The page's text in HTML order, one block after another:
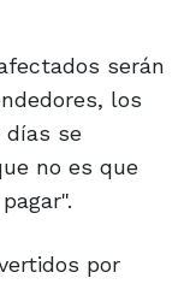
serán
los
se
no es que
por